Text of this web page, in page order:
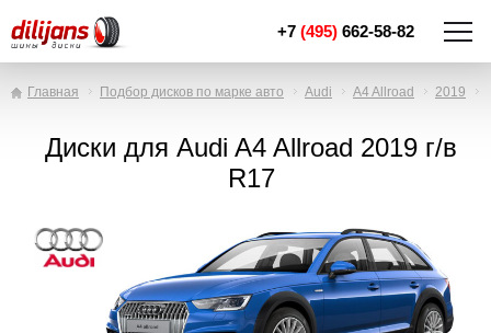
+7 (495) 662-58-82
Главная Подбор дисков по марке авто Audi A4 Allroad 2019
Диски для Audi A4 Allroad 2019 г/в
R17